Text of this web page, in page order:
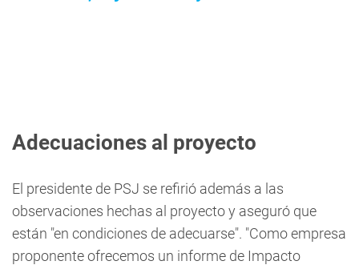
Adecuaciones al proyecto
El presidente de PSJ se refirió además a las
observaciones hechas al proyecto y aseguró que
están "en condiciones de adecuarse". "Como empresa
proponente ofrecemos un informe de Impacto